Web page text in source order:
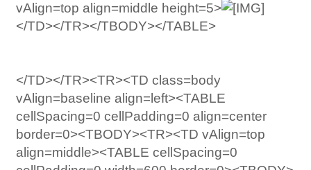
vAlign=top align=middle height=5>
</TD></TR></TBODY></TABLE>
</TD></TR><TR><TD class=body
vAlign=baseline align=left><TABLE
cellSpacing=0 cellPadding=0 align=center
border=0><TBODY><TR><TD vAlign=top
align=middle><TABLE cellSpacing=0